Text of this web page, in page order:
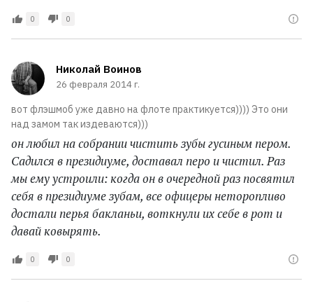
0 0
Николай Воинов
26 февраля 2014 г.
вот флэшмоб уже давно на флоте практикуется)))) Это они
над замом так издеваются)))
он любил на собрании чистить зубы гусиным пером.
Садился в президиуме, доставал перо и чистил. Раз
мы ему устроили: когда он в очередной раз посвятил
себя в президиуме зубам, все офицеры неторопливо
достали перья бакланьи, воткнули их себе в рот и
давай ковырять.
0 0